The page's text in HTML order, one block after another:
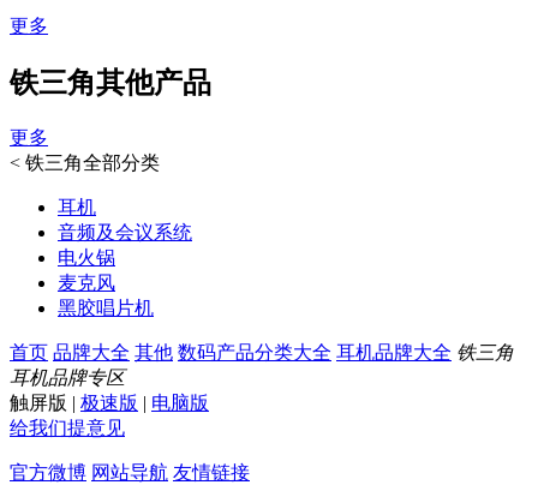
更多
铁三角其他产品
更多
< 铁三角全部分类
耳机
音频及会议系统
电火锅
麦克风
黑胶唱片机
首页 品牌大全 其他 数码产品分类大全 耳机品牌大全 铁三角
耳机品牌专区
触屏版 | 极速版 | 电脑版
给我们提意见
官方微博 网站导航 友情链接